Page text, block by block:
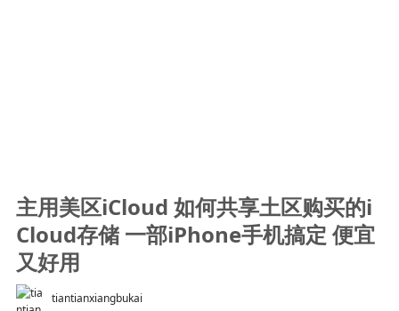
主用美区iCloud 如何共享土区购买的i
Cloud存储 一部iPhone手机搞定 便宜
又好用
tiantianxiangbukai